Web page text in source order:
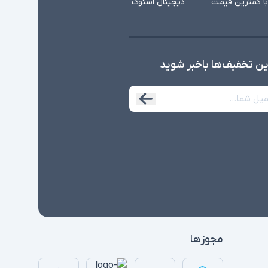
تخفیف‌ها با‌خبر شوید
مجوزها